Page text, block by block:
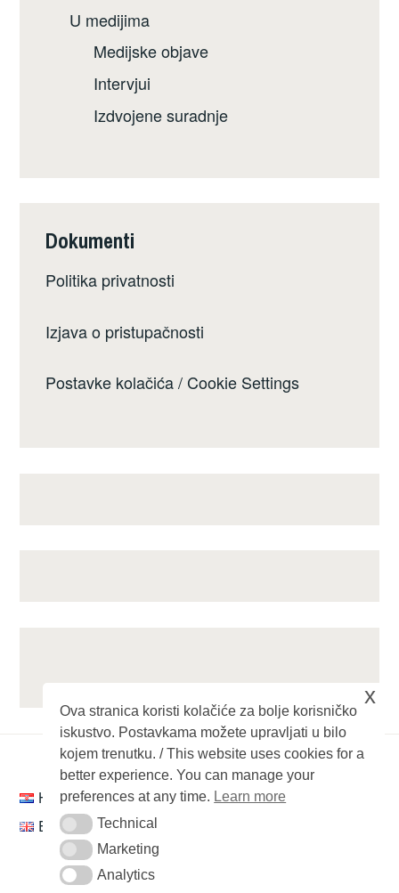
U medijima
Medijske objave
Intervjui
Izdvojene suradnje
Dokumenti
Politika privatnosti
Izjava o pristupačnosti
Postavke kolačića / Cookie Settings
Hrvatski
English
Ova stranica koristi kolačiće za bolje korisničko
iskustvo. Postavkama možete upravljati u bilo
kojem trenutku. / This website uses cookies for a
better experience. You can manage your
preferences at any time. Learn more
TechnicalTechnical
MarketingMarketing
AnalyticsAnalytics
x